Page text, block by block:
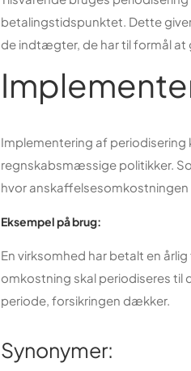
betalingstidspunktet. Dette
de indtægter, de har til formål at
Implementering af
regnskabsmæssige politikker.
hvor
Eksempel på brug:
En virksomhed har betalt en
omkostning skal periodiseres
periode, forsikringen dækker.
Synonymer: